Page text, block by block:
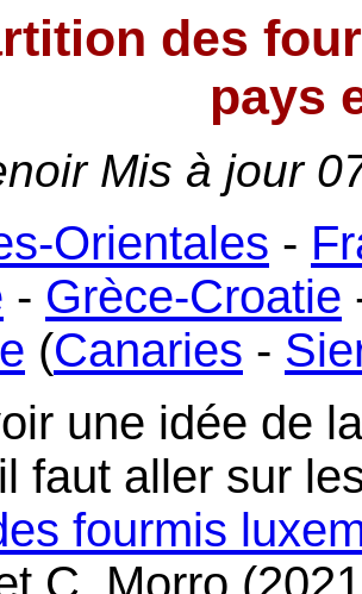
des
pays
Mis à jour
Orientales -
- Grèce-Croatie
(Canaries -
une idée de
faut aller sur
fourmis
C. Morro